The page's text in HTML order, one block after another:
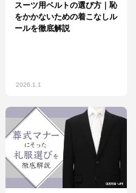
スーツ用ベルトの選び方｜恥
をかかないための着こなしル
ールを徹底解説
2026.1.1